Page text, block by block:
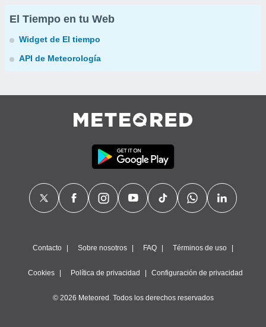
El Tiempo en tu Web
Widget de El tiempo
API de Meteorología
Contacto Sobre nosotros FAQ Términos de uso
Cookies Política de privacidad Configuración de privacidad
© 2026 Meteored. Todos los derechos reservados